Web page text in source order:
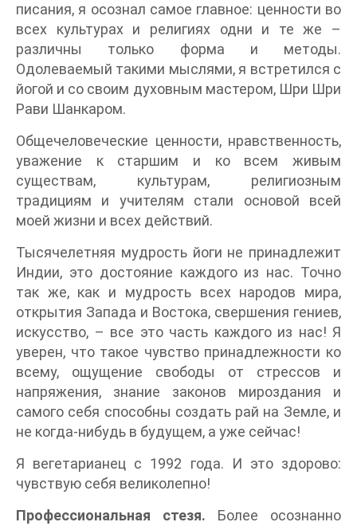
писания, я осознал самое главное: ценности во
всех культурах и религиях одни и те же –
различны только форма и методы.
Одолеваемый такими мыслями, я встретился с
йогой и со своим духовным мастером, Шри Шри
Рави Шанкаром.
Общечеловеческие ценности, нравственность,
уважение к старшим и ко всем живым
существам, культурам, религиозным
традициям и учителям стали основой всей
моей жизни и всех действий.
Тысячелетняя мудрость йоги не принадлежит
Индии, это достояние каждого из нас. Точно
так же, как и мудрость всех народов мира,
открытия Запада и Востока, свершения гениев,
искусство, – все это часть каждого из нас! Я
уверен, что такое чувство принадлежности ко
всему, ощущение свободы от стрессов и
напряжения, знание законов мироздания и
самого себя способны создать рай на Земле, и
не когда-нибудь в будущем, а уже сейчас!
Я вегетарианец с 1992 года. И это здорово:
чувствую себя великолепно!
Профессиональная стезя. Более осознанно